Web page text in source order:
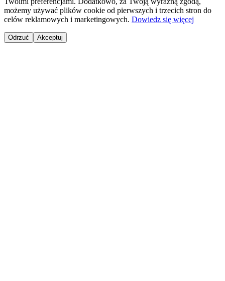
możemy używać plików cookie od pierwszych i trzecich stron do
celów reklamowych i marketingowych. Dowiedz się więcej
Odrzuć Akceptuj